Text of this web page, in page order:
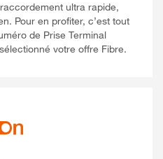
ultra rapide,
Pour en profiter, c’est tout
de Prise Terminal
votre offre Fibre.